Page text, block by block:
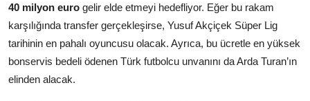
40 milyon euro gelir elde etmeyi hedefliyor. Eğer bu rakam
karşılığında transfer gerçekleşirse, Yusuf Akçiçek Süper Lig
tarihinin en pahalı oyuncusu olacak. Ayrıca, bu ücretle en yüksek
bonservis bedeli ödenen Türk futbolcu unvanını da Arda Turan’ın
elinden alacak.